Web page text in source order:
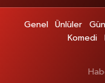
Genel Ünlüler
Komedi